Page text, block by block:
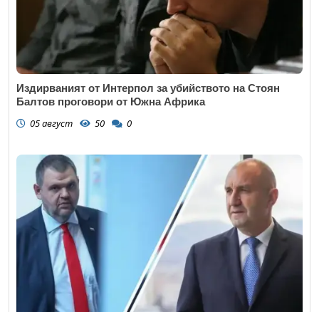
Издирваният от Интерпол за убийството на Стоян
Балтов проговори от Южна Африка
05 август 50 0